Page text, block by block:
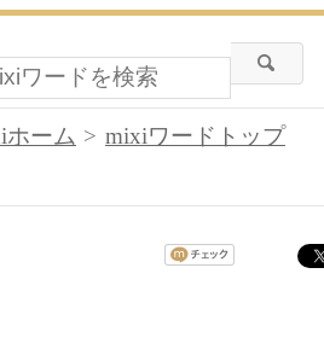
ホーム
mixiワードトップ